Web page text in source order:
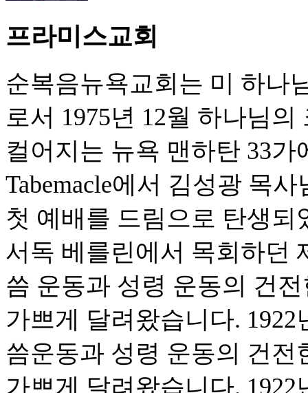
프라미스교회
순복음뉴욕교회는 미 하나
로서 1975년 12월 하나님
컬어지는 뉴욕 맨하탄 33가
Tabemacle에서 김성광 목
첫 예배를 드림으로 탄생되
서독 베를린에서 목회하던
씀 운동과 성령 운동의 건
가쁘게 달려왔습니다.
씀운동과 성령 운동의 건
가쁘게 달려왔습니다.